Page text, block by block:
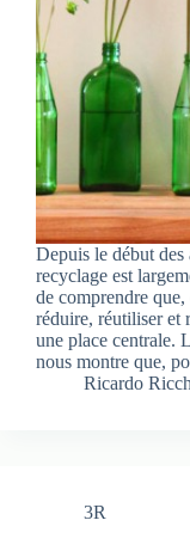
Depuis le début des
recyclage est
de comprendre
réduire, réutiliser et
une place centrale.
nous montre que,
Ricardo
3R